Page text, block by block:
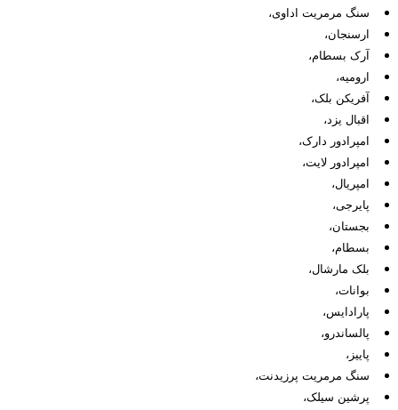
سنگ مرمریت اداوی،
ارسنجان،
آرک بسطام،
ارومیه،
آفریکن بلک،
اقبال یزد،
امپرادور دارک،
امپرادور لایت،
امپریال،
پایرجی،
بجستان،
بسطام،
بلک مارشال،
بوانات،
پارادایس،
پالساندرو،
پاییز،
سنگ مرمریت پرزیدنت،
پرشین سیلک،